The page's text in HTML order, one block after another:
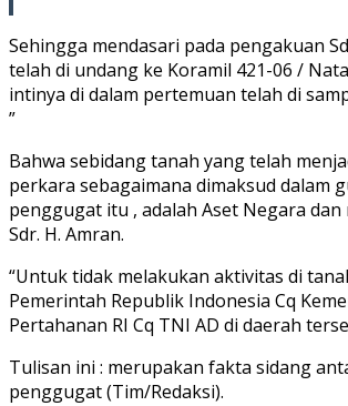
Sehingga mendasari pada pengakuan
telah di undang ke Koramil 421-06 /
intinya di dalam pertemuan telah di
”
Bahwa sebidang tanah yang telah
perkara sebagaimana dimaksud dalam
penggugat itu , adalah Aset Negara
Sdr. H. Amran.
“Untuk tidak melakukan aktivitas di
Pemerintah Republik Indonesia Cq
Pertahanan RI Cq TNI AD di daerah
Tulisan ini : merupakan fakta sidang
penggugat (Tim/Redaksi).